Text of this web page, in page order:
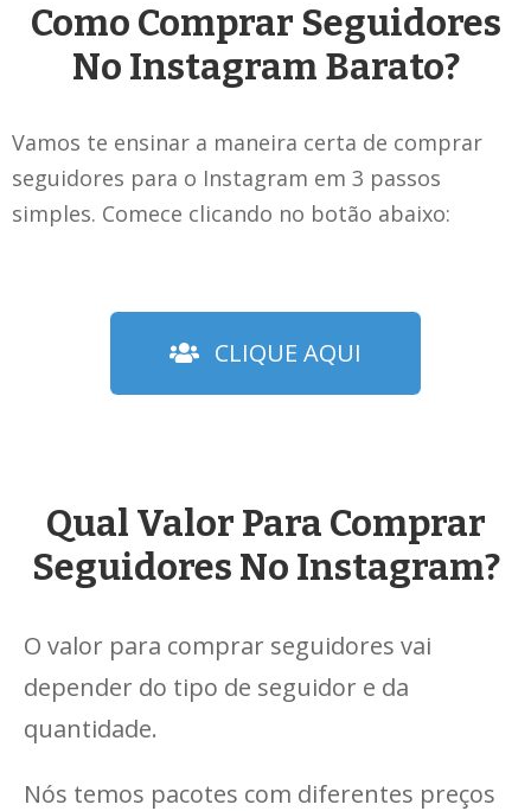
Como Comprar Seguidores
No Instagram Barato?
Vamos te ensinar a maneira certa de comprar
seguidores para o Instagram em 3 passos
simples. Comece clicando no botão abaixo:
CLIQUE AQUI
Qual Valor Para Comprar
Seguidores No Instagram?
O valor para comprar seguidores vai
depender do tipo de seguidor e da
quantidade.
Nós temos pacotes com diferentes preços